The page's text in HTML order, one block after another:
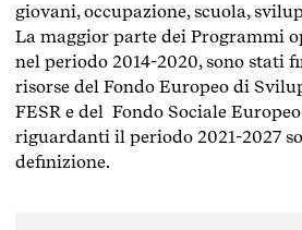
giovani, occupazione, scuola,
La maggior parte dei Programmi
nel periodo 2014-2020, sono stati
risorse del Fondo Europeo di
FESR e del Fondo Sociale
riguardanti il periodo 2021-2027
definizione.